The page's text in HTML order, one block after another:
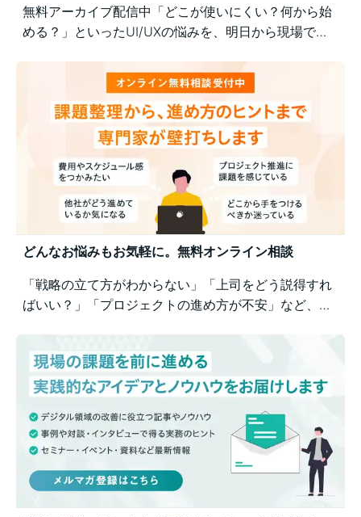
無料アーカイブ配信中「どこが使いにくい？何から始
める？」といったUI/UXの悩みを、明日から現場で実
の意識差に悩む方にもおすすめの実践型セミナーで
どんなお悩みもお気軽に。無料オンライン相談
「戦略の立て方がわからない」「上司をどう説得すれ
ばいい？」「プロジェクトの進め方が不安」など、業